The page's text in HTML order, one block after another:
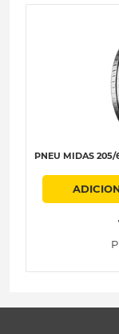
PNEU MIDAS 205/